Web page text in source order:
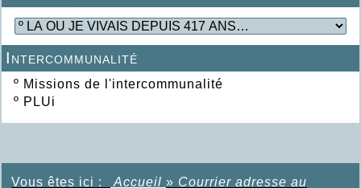
Intercommunalité
º Missions de l'intercommunalité
º PLUi
Vous êtes ici : Accueil » Courrier adresse au